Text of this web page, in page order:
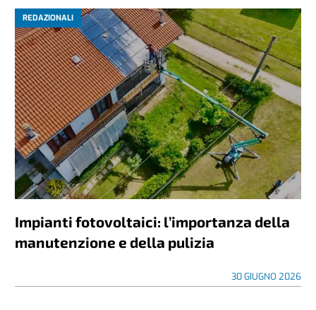
REDAZIONALI
Impianti fotovoltaici: l’importanza della
manutenzione e della pulizia
30 GIUGNO 2026